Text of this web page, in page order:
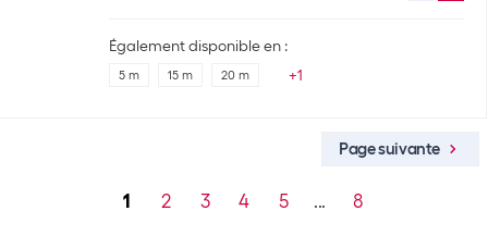
Également disponible en :
5 m 15 m 20 m +1
1 2 3 4 5 ... 8
Page suivante